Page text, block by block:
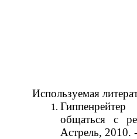
Используемая
общаться с
Астрель, 2010.